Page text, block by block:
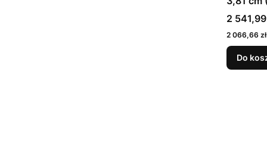
49 mm
466 px
Czarny
Cena
2 541,99
Cena
2 066,66 zł
Do